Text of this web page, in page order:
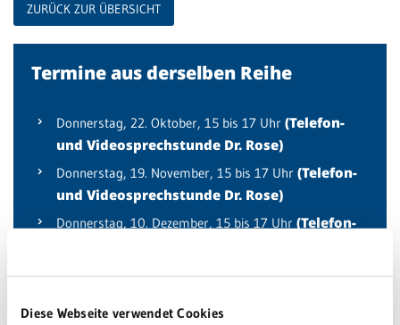
Diese Webseite verwendet Cookies
ZURÜCK ZUR ÜBERSICHT
Termine aus derselben Reihe
Donnerstag, 22. Oktober, 15 bis 17 Uhr (Telefon-
und Videosprechstunde Dr. Rose)
Donnerstag, 19. November, 15 bis 17 Uhr (Telefon-
und Videosprechstunde Dr. Rose)
Donnerstag, 10. Dezember, 15 bis 17 Uhr (Telefon-